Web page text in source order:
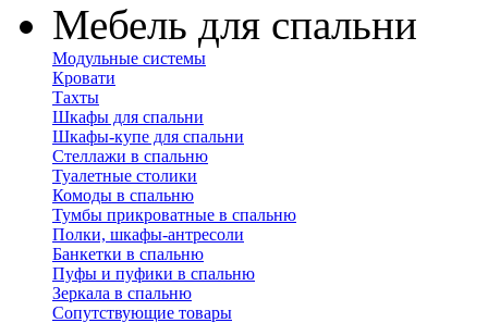
Мебель для спальни
Модульные системы
Кровати
Тахты
Шкафы для спальни
Шкафы-купе для спальни
Стеллажи в спальню
Туалетные столики
Комоды в спальню
Тумбы прикроватные в спальню
Полки, шкафы-антресоли
Банкетки в спальню
Пуфы и пуфики в спальню
Зеркала в спальню
Сопутствующие товары